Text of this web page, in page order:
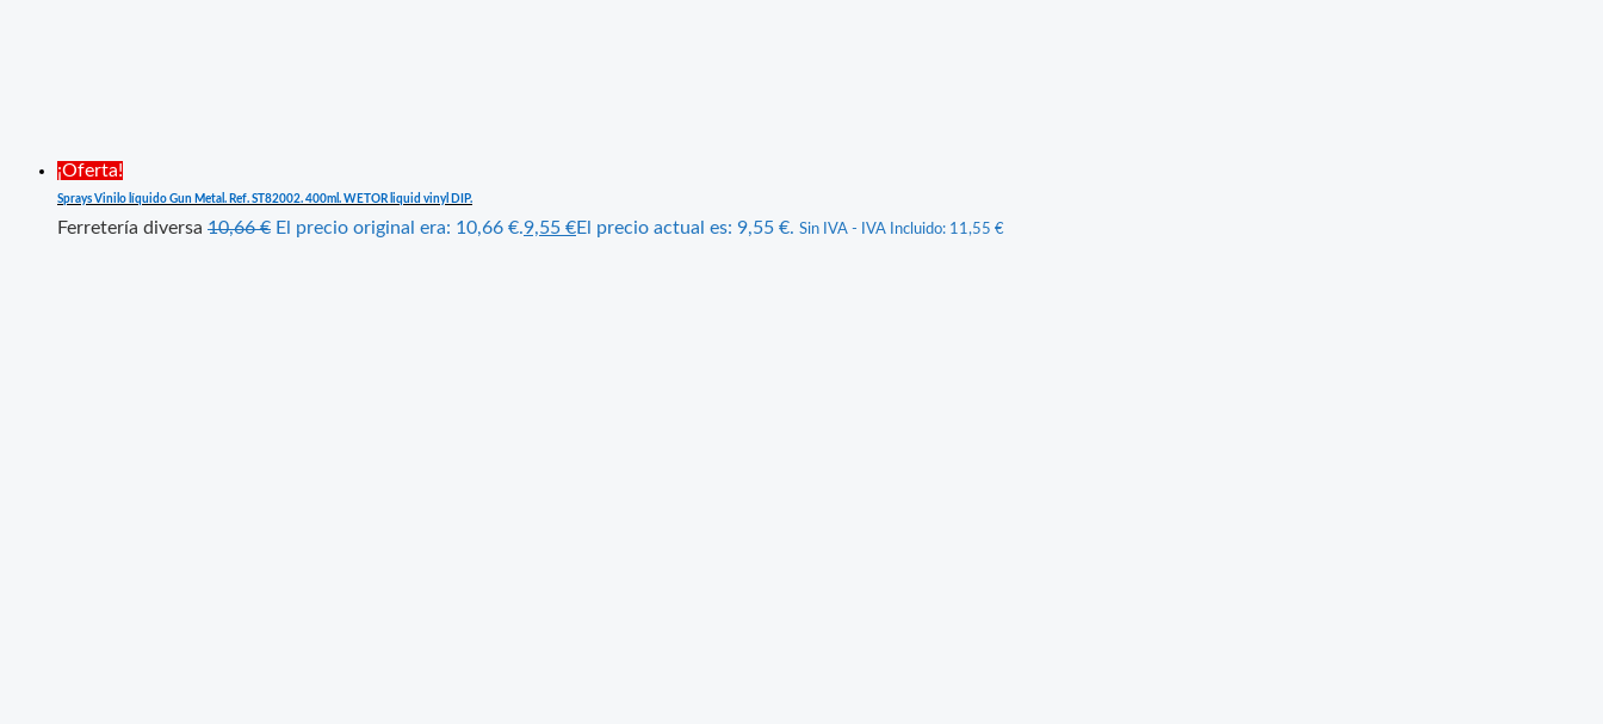
¡Oferta!
Sprays Vinilo líquido Gun Metal. Ref. ST82002. 400ml. WETOR liquid vinyl DIP.
Ferretería diversa 10,66€ El precio original era: 10,66 €.9,55 €El precio actual es: 9,55 €. Sin IVA - IVA Incluido: 11,55 €